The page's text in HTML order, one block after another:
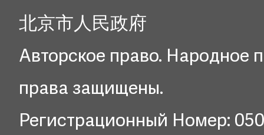
北京市人民政府
Авторское право. Народное
права защищены.
Регистрационный Номер: